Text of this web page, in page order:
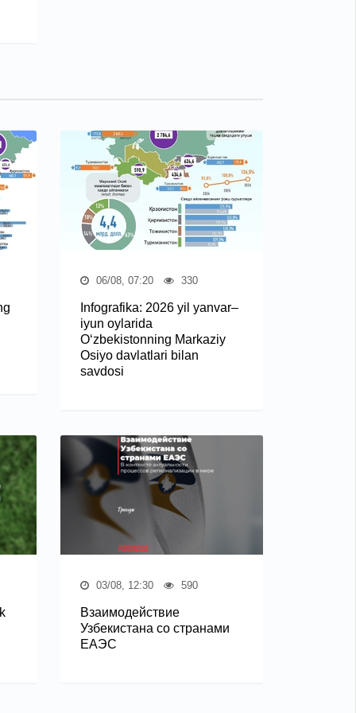
06/08, 07:20 330
Infografika: 2026 yil yanvar–
iyun oylarida
O‘zbekistonning Markaziy
Osiyo davlatlari bilan
savdosi
03/08, 12:30 590
Взаимодействие
Узбекистана со странами
ЕАЭС